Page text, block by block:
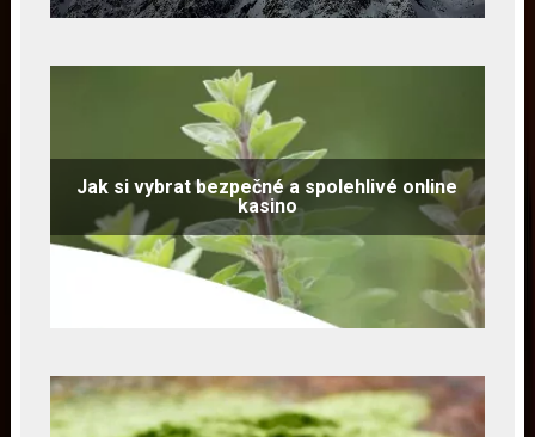
Jak si vybrat bezpečné a spolehlivé online
kasino